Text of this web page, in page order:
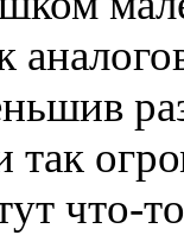
так
что-